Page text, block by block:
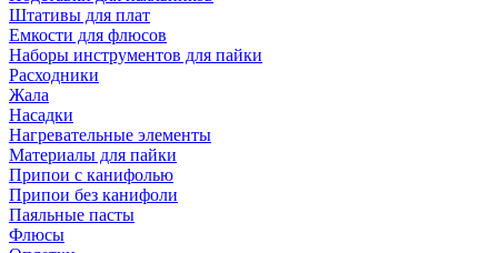
Штативы для плат
Емкости для флюсов
Наборы инструментов для пайки
Расходники
Жала
Насадки
Нагревательные элементы
Материалы для пайки
Припои с канифолью
Припои без канифоли
Паяльные пасты
Флюсы